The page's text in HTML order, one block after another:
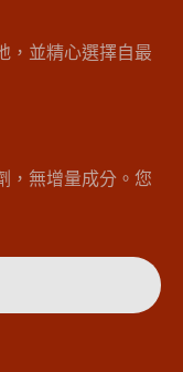
，並精心選擇自最
，無增量成分。您